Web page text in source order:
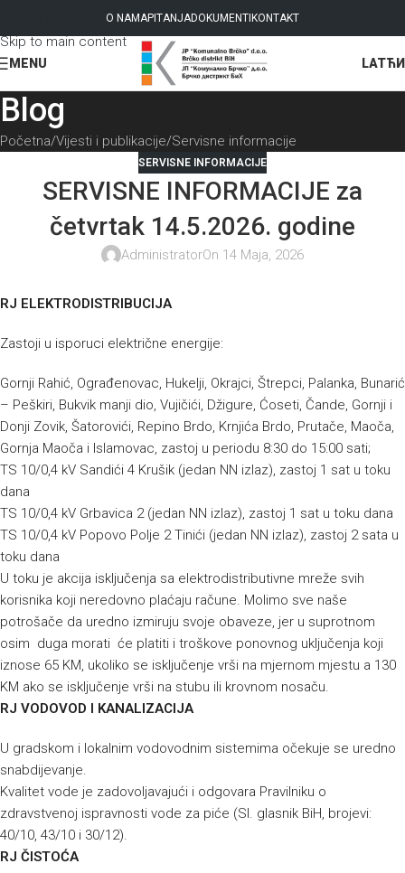
Skip to navigation
Skip to main content
O NAMAPITANJADOKUMENTI KONTAKT
MENU LAT
Blog
Početna Vijesti i publikacije Servisne informacije
SERVISNE INFORMACIJE
SERVISNE INFORMACIJE za
četvrtak 14.5.2026. godine
AdministratorOn 14 Maja, 2026
RJ ELEKTRODISTRIBUCIJA
Zastoji u isporuci električne energije:
Gornji Rahić, Ograđenovac, Hukelji, Okrajci, Štrepci, Palanka, Bunarić
– Peškiri, Bukvik manji dio, Vujičići, Džigure, Ćoseti, Čande, Gornji i
Donji Zovik, Šatorovići, Repino Brdo, Krnjića Brdo, Prutače, Maoča,
Gornja Maoča i Islamovac, zastoj u periodu 8:30 do 15:00 sati;
TS 10/0,4 kV Sandići 4 Krušik (jedan NN izlaz), zastoj 1 sat u toku
dana
TS 10/0,4 kV Grbavica 2 (jedan NN izlaz), zastoj 1 sat u toku dana
TS 10/0,4 kV Popovo Polje 2 Tinići (jedan NN izlaz), zastoj 2 sata u
toku dana
U toku je akcija isključenja sa elektrodistributivne mreže svih
korisnika koji neredovno plaćaju račune. Molimo sve naše
potrošače da uredno izmiruju svoje obaveze, jer u suprotnom
osim duga morati će platiti i troškove ponovnog uključenja koji
iznose 65 KM, ukoliko se isključenje vrši na mjernom mjestu a 130
KM ako se isključenje vrši na stubu ili krovnom nosaču.
RJ VODOVOD I KANALIZACIJA
U gradskom i lokalnim vodovodnim sistemima očekuje se uredno
snabdijevanje.
Kvalitet vode je zadovoljavajući i odgovara Pravilniku o
zdravstvenoj ispravnosti vode za piće (Sl. glasnik BiH, brojevi:
40/10, 43/10 i 30/12).
RJ ČISTOĆA